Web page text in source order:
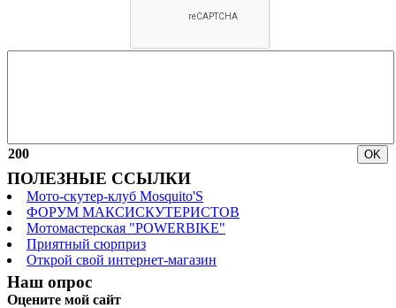
200
ПОЛЕЗНЫЕ ССЫЛКИ
Мото-скутер-клуб Mosquito'S
ФОРУМ МАКСИСКУТЕРИСТОВ
Мотомастерская "POWERBIKE"
Приятный сюрприз
Открой свой интернет-магазин
Наш опрос
Оцените мой сайт